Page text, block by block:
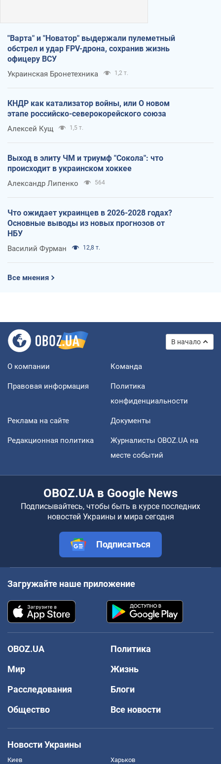
"Варта" и "Новатор" выдержали пулеметный
обстрел и удар FPV-дрона, сохранив жизнь
офицеру ВСУ
Украинская Бронетехника 1,2 т.
КНДР как катализатор войны, или О новом
этапе российско-северокорейского союза
Алексей Кущ 1,5 т.
Выход в элиту ЧМ и триумф "Сокола": что
происходит в украинском хоккее
Александр Липенко 564
Что ожидает украинцев в 2026-2028 годах?
Основные выводы из новых прогнозов от
НБУ
Василий Фурман 12,8 т.
Все мнения
В начало
О компании Команда
Правовая информация
Политика
конфиденциальности
Реклама на сайте Документы
Редакционная политика
Журналисты OBOZ.UA на
месте событий
OBOZ.UA в Google News
Подписывайтесь, чтобы быть в курсе последних
новостей Украины и мира сегодня
Подписаться
Загружайте наше приложение
OBOZ.UA
Политика
Мир
Жизнь
Расследования
Блоги
Общество
Все новости
Новости Украины
Киев Харьков